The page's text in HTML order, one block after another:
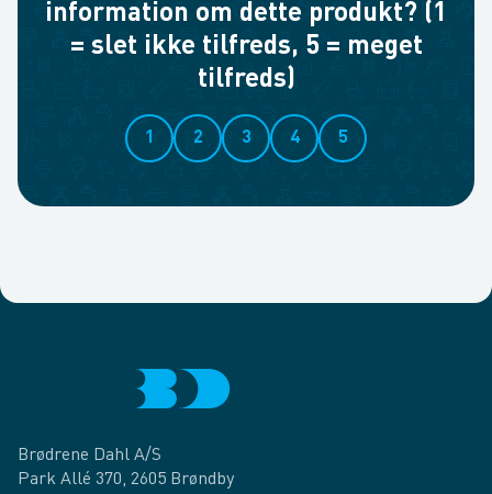
information om dette produkt? (1
= slet ikke tilfreds, 5 = meget
tilfreds)
1 2 3 4 5
Brødrene Dahl A/S
Park Allé 370, 2605 Brøndby